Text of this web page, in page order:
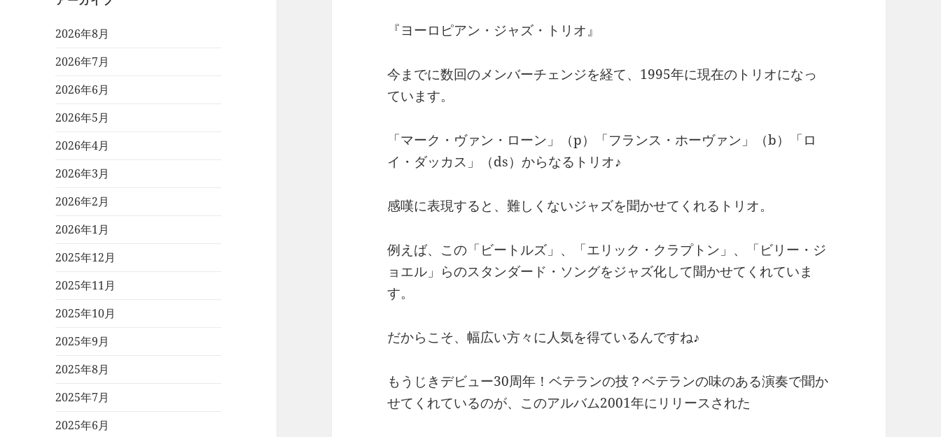
2026年8月
2026年7月
2026年6月
2026年5月
2026年4月
2026年3月
2026年2月
2026年1月
2025年12月
2025年11月
2025年10月
2025年9月
2025年8月
2025年7月
2025年6月
『ヨーロピアン・ジャズ・トリオ』
今までに数回のメンバーチェンジを経て、1995年に現在のトリオになっ
ています。
「マーク・ヴァン・ローン」（p）「フランス・ホーヴァン」（b）「ロ
イ・ダッカス」（ds）からなるトリオ♪
感嘆に表現すると、難しくないジャズを聞かせてくれるトリオ。
例えば、この「ビートルズ」、「エリック・クラプトン」、「ビリー・ジ
ョエル」らのスタンダード・ソングをジャズ化して聞かせてくれていま
す。
だからこそ、幅広い方々に人気を得ているんですね♪
もうじきデビュー30周年！ベテランの技？ベテランの味のある演奏で聞か
せてくれているのが、このアルバム2001年にリリースされた